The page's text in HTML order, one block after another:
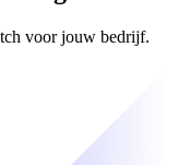
voor jouw bedrijf.